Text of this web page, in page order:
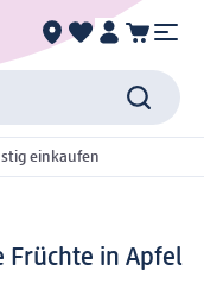
einkaufen
Früchte in Apfel